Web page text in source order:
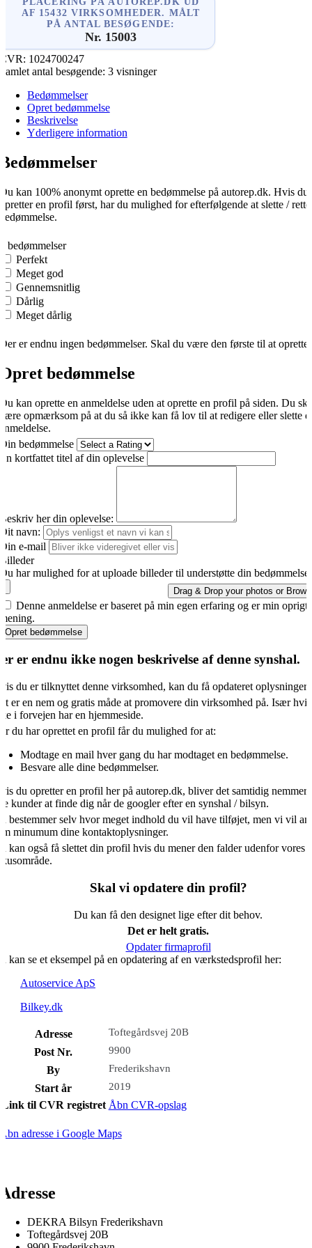
AF 15432 VIRKSOMHEDER. MÅLT
PÅ ANTAL BESØGENDE:
Nr. 15003
1024700247
antal besøgende: 3 visninger
Bedømmelser
Opret bedømmelse
Beskrivelse
Yderligere information
kan 100% anonymt oprette en bedømmelse på autorep.dk. Hvis du
en profil først, har du mulighed for efterfølgende at slette /
bedømmelser
Perfekt
Meget god
Gennemsnitlig
Dårlig
Meget dårlig
er endnu ingen bedømmelser. Skal du være den første til at oprette
bedømmelse
kan oprette en anmeldelse uden at oprette en profil på siden. Du
opmærksom på at du så ikke kan få lov til at redigere eller slette
bedømmelse
kortfattet titel af din oplevelse
her din oplevelse:
navn:
e-mail
har mulighed for at uploade billeder til understøtte din bedømmelse.
Drag & Drop your photos or
Denne anmeldelse er baseret på min egen erfaring og er min
Opret bedømmelse
er endnu ikke nogen beskrivelse af denne synshal.
du er tilknyttet denne virksomhed, kan du få opdateret
er en nem og gratis måde at promovere din virksomhed på. Især
i forvejen har en hjemmeside.
du har oprettet en profil får du mulighed for at:
Modtage en mail hver gang du har modtaget en bedømmelse.
Besvare alle dine bedømmelser.
du opretter en profil her på autorep.dk, bliver det samtidig
kunder at finde dig når de googler efter en synshal / bilsyn.
bestemmer selv hvor meget indhold du vil have tilføjet, men vi vil
minumum dine kontaktoplysninger.
kan også få slettet din profil hvis du mener den falder udenfor vores
Skal vi opdatere din profil?
Du kan få den designet lige efter dit behov.
Det er helt gratis.
Opdater firmaprofil
kan se et eksempel på en opdatering af en værkstedsprofil her:
Autoservice ApS
Bilkey.dk
Adresse Toftegårdsvej 20B
Post Nr. 9900
By Frederikshavn
Start år 2019
Link til CVR registret Åbn CVR-opslag
adresse i Google Maps
DEKRA Bilsyn Frederikshavn
Toftegårdsvej 20B